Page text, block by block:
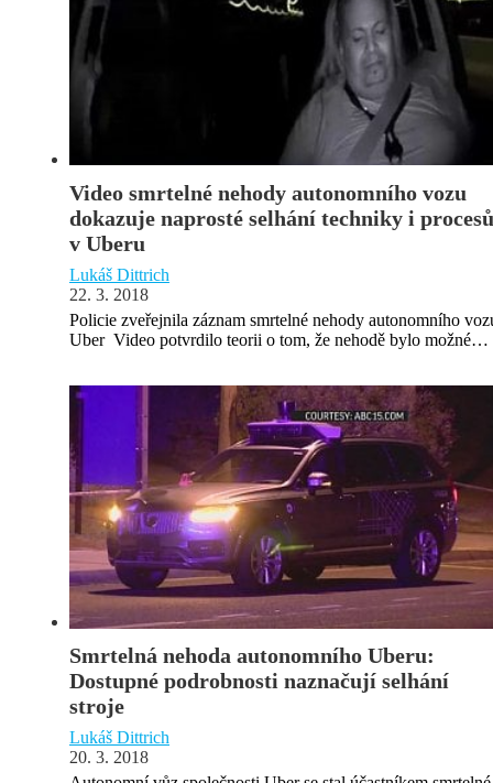
Video smrtelné nehody autonomního vozu
dokazuje naprosté selhání techniky i procesů
v Uberu
Lukáš Dittrich
22. 3. 2018
Policie zveřejnila záznam smrtelné nehody autonomního
Uber Video potvrdilo teorii o tom, že nehodě bylo možné…
Smrtelná nehoda autonomního Uberu:
Dostupné podrobnosti naznačují selhání
stroje
Lukáš Dittrich
20. 3. 2018